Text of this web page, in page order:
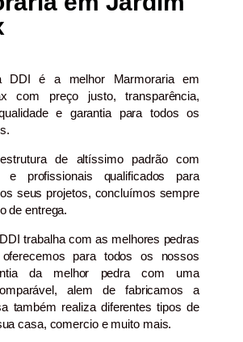
DDI é a melhor Marmoraria em
com preço justo, transparência,
e garantia para todos os
de altíssimo padrão com
e profissionais qualificados para
seus projetos, concluímos sempre
de entrega.
trabalha com as melhores pedras
para todos os nossos
da melhor pedra com uma
alem de fabricamos a
também realiza diferentes tipos de
casa, comercio e muito mais.